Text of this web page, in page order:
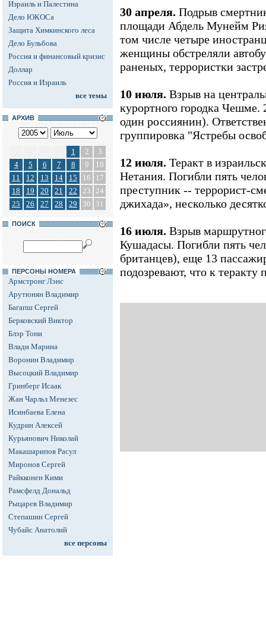
Израиль и Палестина
Дело ЮКОСа
Защита Химкинского леса
Дело Бульбова
Россия и финансовый кризис
Доллар
Россия и Израиль
все темы
АРХИВ
1 2
3
4
5 6 7 8 9
10
11
12 13 14 15 16
17
18
19 20 21 22 23 24
25
26 27 28 29 30 31
ПОИСК
ПЕРСОНЫ НОМЕРА
Армстронг Лэнс
Арутюнян Владимир
Багапш Сергей
Берковский Виктор
Блэр Тони
Влади Марина
Воронин Владимир
Высоцкий Владимир
Гринберг Исаак
Жан Чарльз Менезес
Исинбаева Елена
Кудрин Алексей
Курьянович Николай
Макашарипов Расул
Миронов Сергей
Райкконен Кими
Рамсфелд Дональд
Рыцарев Владимир
Степашин Сергей
Чубайс Анатолий
все персоны
30 апреля. Подрыв
площади Абдель Мунейм
том числе четыре
женщины обстреляли
раненых, террористки
10 июля. Взрыв на
курортного городка Чешме.
один россиянин).
группировка "Ястребы
12 июля. Теракт в
Нетания. Погибли пять
преступник -- террорист-
джихада», несколько
16 июля. Взрыв
Кушадасы. Погибли пять
британцев), еще 13
подозревают, что к